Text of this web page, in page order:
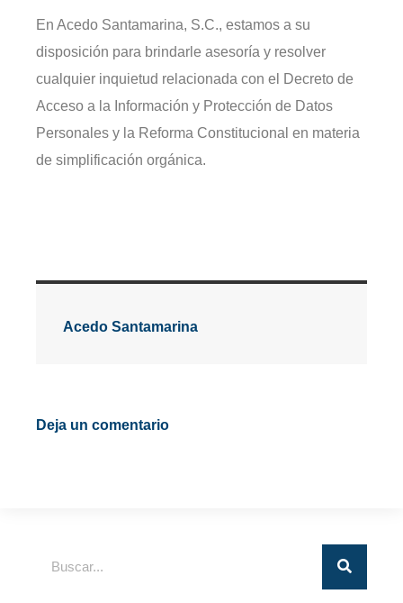
En Acedo Santamarina, S.C., estamos a su
disposición para brindarle asesoría y resolver
cualquier inquietud relacionada con el Decreto de
Acceso a la Información y Protección de Datos
Personales y la Reforma Constitucional en materia
de simplificación orgánica.
Acedo Santamarina
Deja un comentario